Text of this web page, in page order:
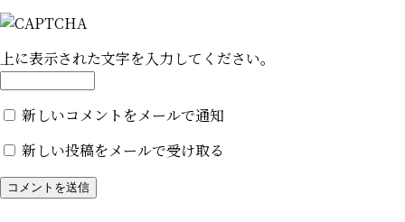
上に表示された文字を入力してください。
新しいコメントをメールで通知
新しい投稿をメールで受け取る